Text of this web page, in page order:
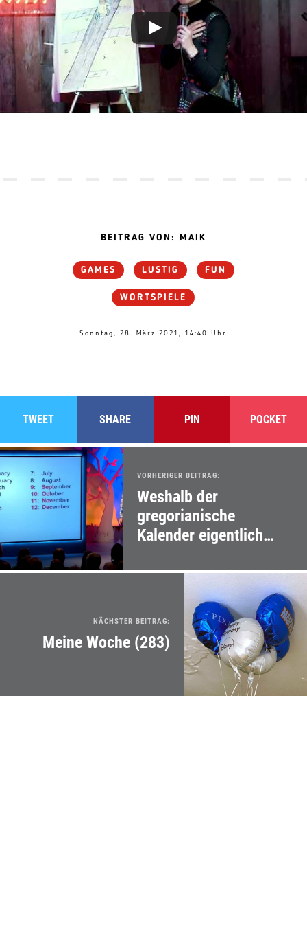
BEITRAG VON: MAIK
GAMES LUSTIG FUN
WORTSPIELE
Sonntag, 28. März 2021, 14:40 Uhr
TWEET SHARE PIN POCKET
VORHERIGER BEITRAG:
Weshalb der
gregorianische
Kalender eigentlich
NÄCHSTER BEITRAG:
Meine Woche (283)